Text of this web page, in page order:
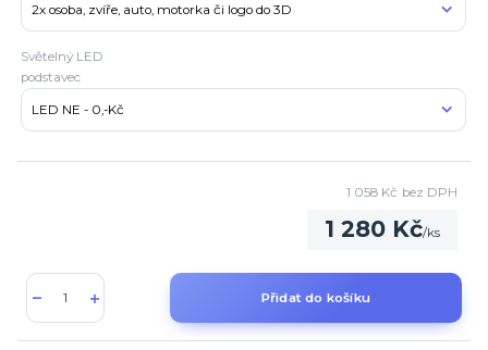
Světelný LED
podstavec
1 280 Kč/ks
1 058 Kč bez DPH
Přidat do košíku